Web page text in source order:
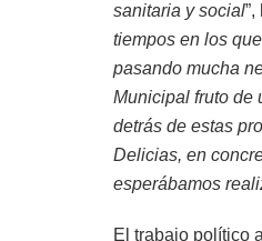
sanitaria y social
tiempos en los
pasando mucha
Municipal fruto de
detrás de estas
Delicias, en
esperábamos
El trabajo político